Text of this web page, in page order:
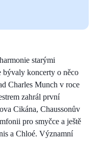
starými
bývaly koncerty o něco
Charles Munch v roce
zahrál první
Cikána, Chaussonův
pro smyčce a ještě
a Chloé. Významní